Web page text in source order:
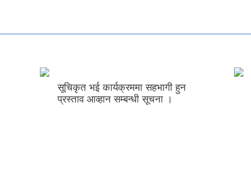
सूचिकृत भई कार्यक्रममा सहभागी हुन
प्रस्ताव आव्हान सम्बन्धी सूचना ।